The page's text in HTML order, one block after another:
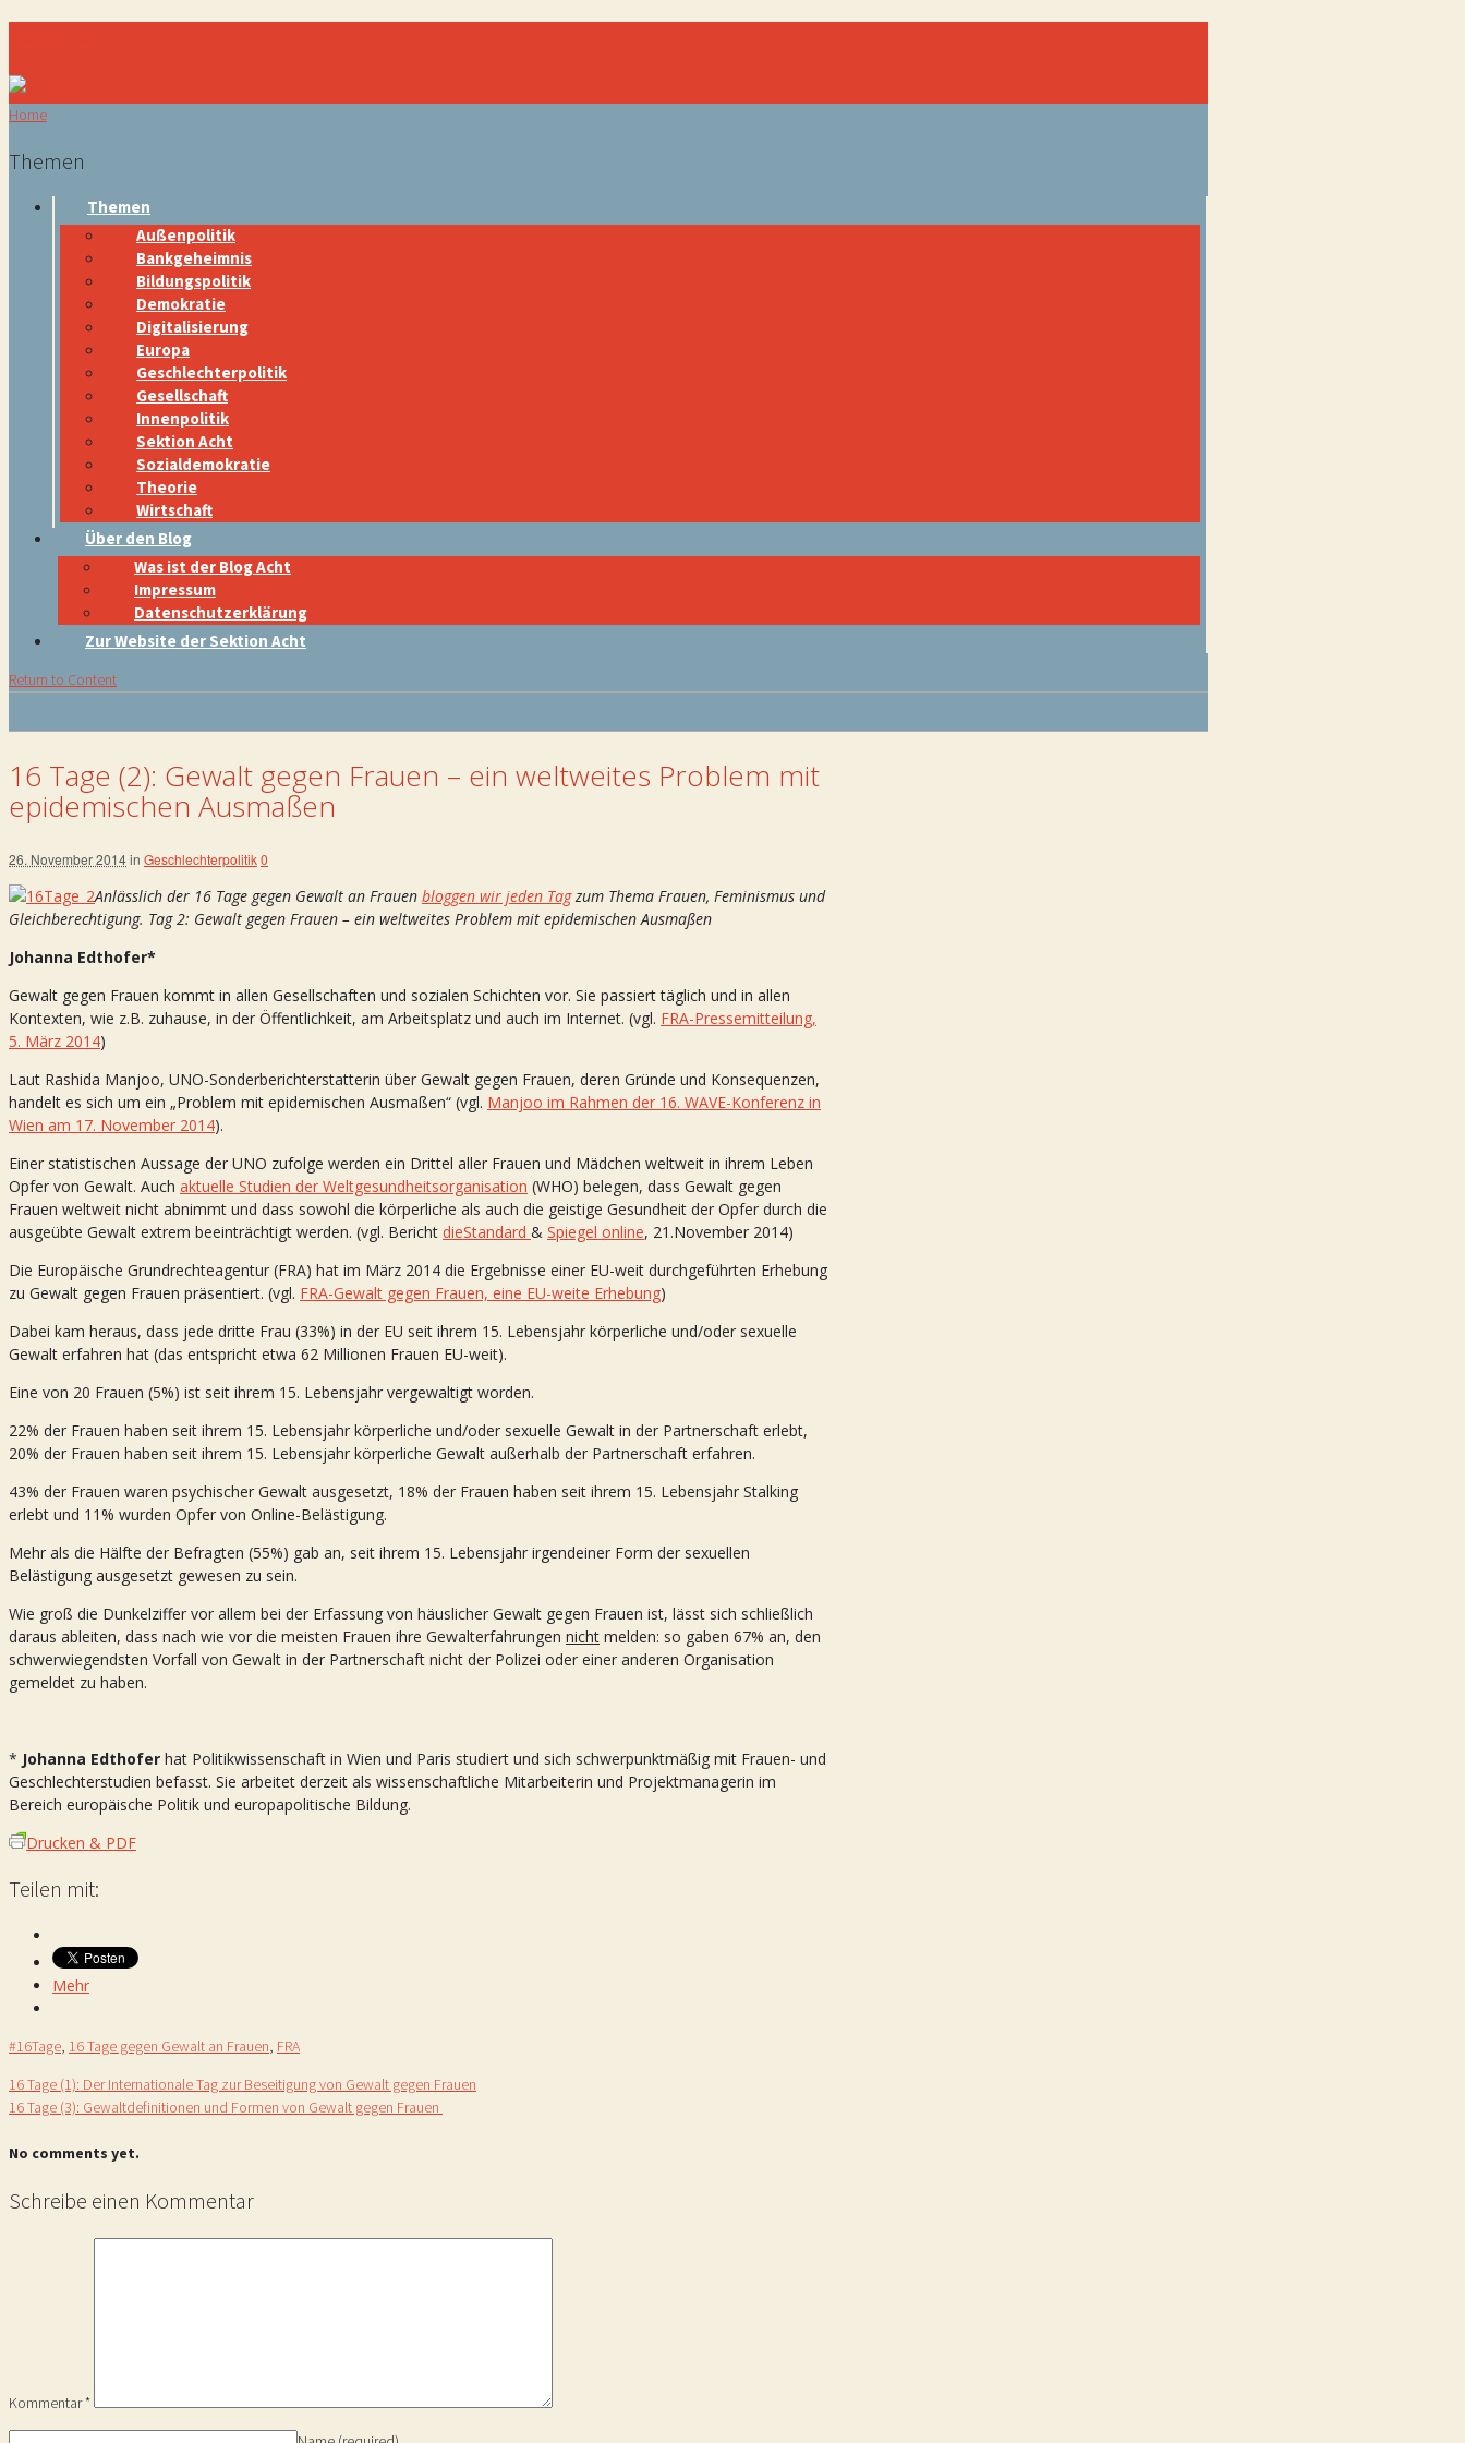
Home
Themen
Themen
Außenpolitik
Bankgeheimnis
Bildungspolitik
Demokratie
Digitalisierung
Europa
Geschlechterpolitik
Gesellschaft
Innenpolitik
Sektion Acht
Sozialdemokratie
Theorie
Wirtschaft
Über den Blog
Was ist der Blog Acht
Impressum
Datenschutzerklärung
Zur Website der Sektion Acht
Return to Content
16 Tage (2): Gewalt gegen Frauen – ein weltweites Problem mit
epidemischen Ausmaßen
26. November 2014in Geschlechterpolitik0
Anlässlich der 16 Tage gegen Gewalt an Frauen bloggen wir jeden Tagzum Thema Frauen, Feminismus und
Gleichberechtigung. Tag 2: Gewalt gegen Frauen – ein weltweites Problem mit epidemischen Ausmaßen
Johanna Edthofer*
Gewalt gegen Frauen kommt in allen Gesellschaften und sozialen Schichten vor. Sie passiert täglich und in allen
Kontexten, wie z.B. zuhause, in der Öffentlichkeit, am Arbeitsplatz und auch im Internet. (vgl. FRA-Pressemitteilung,
5. März 2014)
Laut Rashida Manjoo, UNO-Sonderberichterstatterin über Gewalt gegen Frauen, deren Gründe und Konsequenzen,
handelt es sich um ein „Problem mit epidemischen Ausmaßen“ (vgl. Manjoo im Rahmen der 16. WAVE-Konferenz in
Wien am 17. November 2014).
Einer statistischen Aussage der UNO zufolge werden ein Drittel aller Frauen und Mädchen weltweit in ihrem Leben
Opfer von Gewalt. Auch aktuelle Studien der Weltgesundheitsorganisation (WHO) belegen, dass Gewalt gegen
Frauen weltweit nicht abnimmt und dass sowohl die körperliche als auch die geistige Gesundheit der Opfer durch die
ausgeübte Gewalt extrem beeinträchtigt werden. (vgl. Bericht dieStandard & Spiegel online, 21.November 2014)
Die Europäische Grundrechteagentur (FRA) hat im März 2014 die Ergebnisse einer EU-weit durchgeführten Erhebung
zu Gewalt gegen Frauen präsentiert. (vgl. FRA-Gewalt gegen Frauen, eine EU-weite Erhebung)
Dabei kam heraus, dass jede dritte Frau (33%) in der EU seit ihrem 15. Lebensjahr körperliche und/oder sexuelle
Gewalt erfahren hat (das entspricht etwa 62 Millionen Frauen EU-weit).
Eine von 20 Frauen (5%) ist seit ihrem 15. Lebensjahr vergewaltigt worden.
22% der Frauen haben seit ihrem 15. Lebensjahr körperliche und/oder sexuelle Gewalt in der Partnerschaft erlebt,
20% der Frauen haben seit ihrem 15. Lebensjahr körperliche Gewalt außerhalb der Partnerschaft erfahren.
43% der Frauen waren psychischer Gewalt ausgesetzt, 18% der Frauen haben seit ihrem 15. Lebensjahr Stalking
erlebt und 11% wurden Opfer von Online-Belästigung.
Mehr als die Hälfte der Befragten (55%) gab an, seit ihrem 15. Lebensjahr irgendeiner Form der sexuellen
Belästigung ausgesetzt gewesen zu sein.
Wie groß die Dunkelziffer vor allem bei der Erfassung von häuslicher Gewalt gegen Frauen ist, lässt sich schließlich
daraus ableiten, dass nach wie vor die meisten Frauen ihre Gewalterfahrungen nicht melden: so gaben 67% an, den
schwerwiegendsten Vorfall von Gewalt in der Partnerschaft nicht der Polizei oder einer anderen Organisation
gemeldet zu haben.
* Johanna Edthofer hat Politikwissenschaft in Wien und Paris studiert und sich schwerpunktmäßig mit Frauen- und
Geschlechterstudien befasst. Sie arbeitet derzeit als wissenschaftliche Mitarbeiterin und Projektmanagerin im
Bereich europäische Politik und europapolitische Bildung.
Drucken & PDF
Teilen mit:
Mehr
#16Tage, 16 Tage gegen Gewalt an Frauen, FRA
16 Tage (1): Der Internationale Tag zur Beseitigung von Gewalt gegen Frauen
16 Tage (3): Gewaltdefinitionen und Formen von Gewalt gegen Frauen
No comments yet.
Schreibe einen Kommentar
Kommentar*